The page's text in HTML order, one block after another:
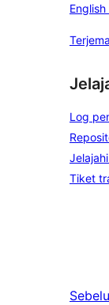
English
Log
Tiket